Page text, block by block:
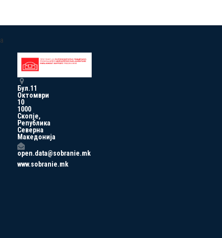
a
Бул.11
Октомври
10
1000
Скопје,
Република
Северна
Македонија
open.data@sobranie.mk
www.sobranie.mk